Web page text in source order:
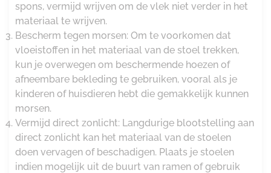
spons, vermijd wrijven om de vlek niet verder in het
materiaal te wrijven.
Bescherm tegen morsen: Om te voorkomen dat
vloeistoffen in het materiaal van de stoel trekken,
kun je overwegen om beschermende hoezen of
afneembare bekleding te gebruiken, vooral als je
kinderen of huisdieren hebt die gemakkelijk kunnen
morsen.
Vermijd direct zonlicht: Langdurige blootstelling aan
direct zonlicht kan het materiaal van de stoelen
doen vervagen of beschadigen. Plaats je stoelen
indien mogelijk uit de buurt van ramen of gebruik